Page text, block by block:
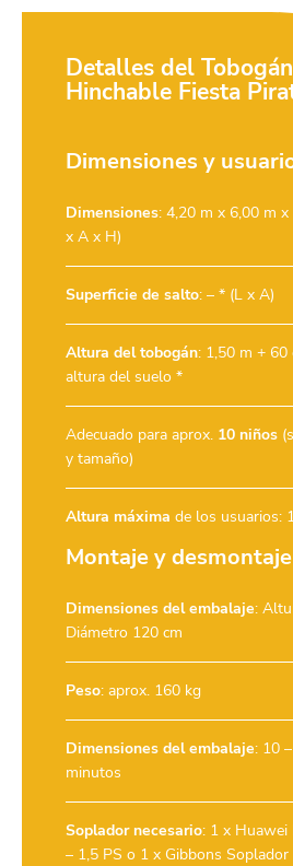
Detalles del
Hinchable Fiesta
Dimensiones y
Dimensiones: 4,20 m x 6,00 m
x A x H)
Superficie de salto: – * (L x A)
Altura del tobogán: 1,50 m + 60
altura del suelo *
Adecuado para aprox. 10 niños
y tamaño)
Altura máxima de los usuarios:
Montaje y desmontaje
Dimensiones del embalaje:
Diámetro 120 cm
Peso: aprox. 160 kg
Dimensiones del embalaje: 10
minutos
Soplador necesario: 1 x Huawei
– 1,5 PS o 1 x Gibbons Soplador